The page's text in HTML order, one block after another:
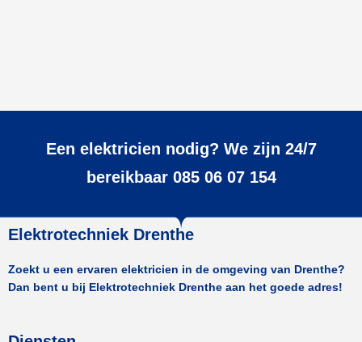
Een elektricien nodig? We zijn 24/7
bereikbaar 085 06 07 154
Elektrotechniek Drenthe
Zoekt u een ervaren elektricien in de omgeving van Drenthe?
Dan bent u bij Elektrotechniek Drenthe aan het goede adres!